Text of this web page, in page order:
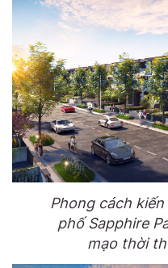
Phong cách
phố Sapphire
mạo thời